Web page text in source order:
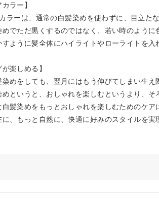
ラー】
ラーは、通常の白髪染めを使わずに、目立たな
でただ黒くするのではなく、若い時のよう
ように髪全体にハイライトやローライトを
楽しめる】
めをしても、翌月にはもう伸びてしまい生え
というと、おしゃれを楽しむというより、
髪染めをもっとおしゃれを楽しむためのケ
に、もっと自然に、快適に好みのスタイルを